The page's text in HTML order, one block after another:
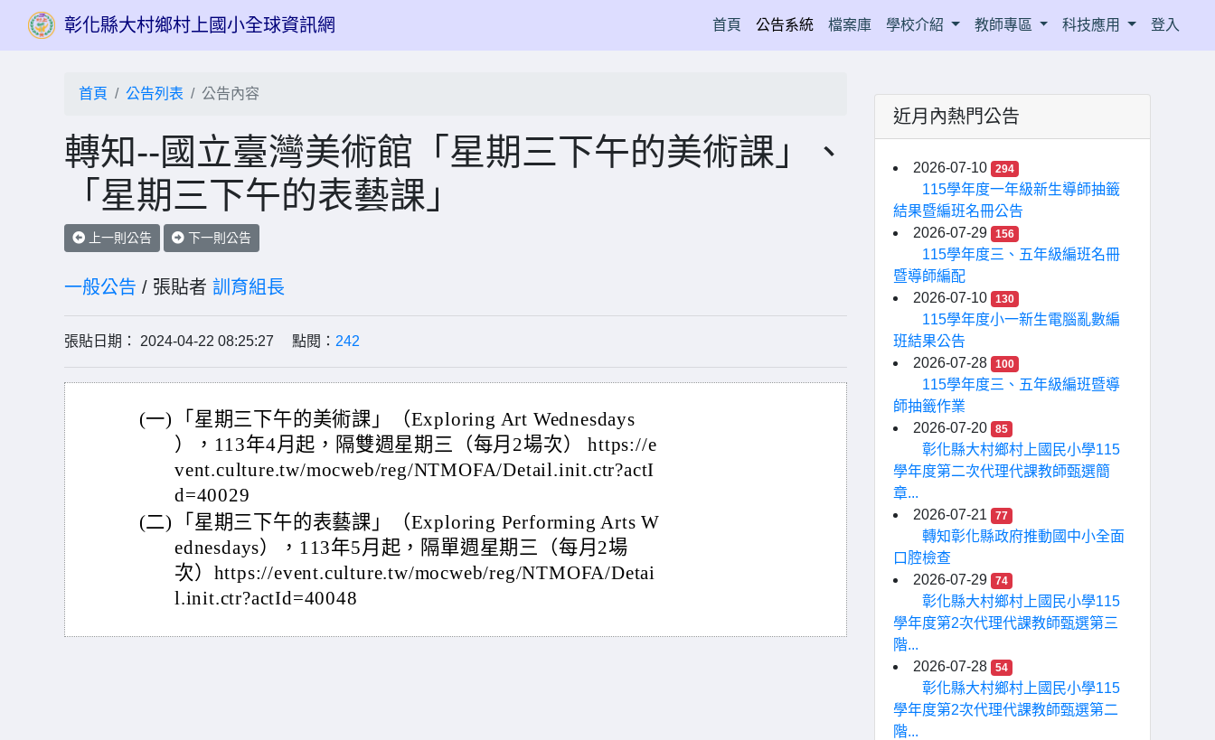
彰化縣大村鄉村上國小全球資訊網 首頁(current)
公告系統 檔案庫 學校介紹 教師專區 科技應用 登入
首頁 公告列表 公告內容
轉知--國立臺灣美術館「星期三下午的美術課」、
「星期三下午的表藝課」
上一則公告 下一則公告
一般公告 / 張貼者 訓育組長
張貼日期： 2024-04-22 08:25:27 點閱： 242
(一)
「星期三下午的美術課」（Exploring Art Wednesdays
），113年4月起，隔雙週星期三（每月2場次） https://e
vent.culture.tw/mocweb/reg/NTMOFA/Detail.init.ctr?actI
d=40029
(二)
「星期三下午的表藝課」（Exploring Performing Arts W
ednesdays），113年5月起，隔單週星期三（每月2場
次）https://event.culture.tw/mocweb/reg/NTMOFA/Detai
l.init.ctr?actId=40048
近月內熱門公告
2026-07-10 294
115學年度一年級新生導師抽籤
結果暨編班名冊公告
2026-07-29
156
115學年度三、五年級編班名冊
暨導師編配
2026-07-10
130
115學年度小一新生電腦亂數編
班結果公告
2026-07-28
100
115學年度三、五年級編班暨導
師抽籤作業
2026-07-20
85
彰化縣大村鄉村上國民小學115
學年度第二次代理代課教師甄選簡
章...
2026-07-21
77
轉知彰化縣政府推動國中小全面
口腔檢查
2026-07-29
74
彰化縣大村鄉村上國民小學115
學年度第2次代理代課教師甄選第三
階...
2026-07-28
54
彰化縣大村鄉村上國民小學115
學年度第2次代理代課教師甄選第二
階...